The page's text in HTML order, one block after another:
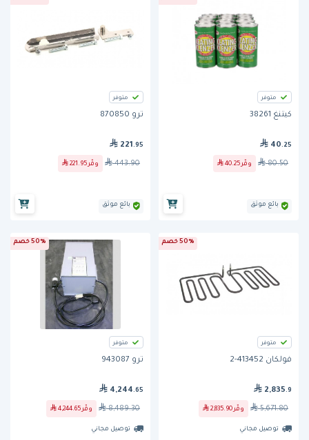
متوفر
كيتنغ 38261
40 .25
80.50 وفّر 40.25
بائع موثق
متوفر
ترو 870850
221 .95
443.90 وفّر 221.95
بائع موثق
50% خصم
متوفر
فولكان 413452-2
2,835 .9
5,671.80 وفّر 2,835.90
توصيل مجاني
50% خصم
متوفر
ترو 943087
4,244 .65
8,489.30 وفّر 4,244.65
توصيل مجاني